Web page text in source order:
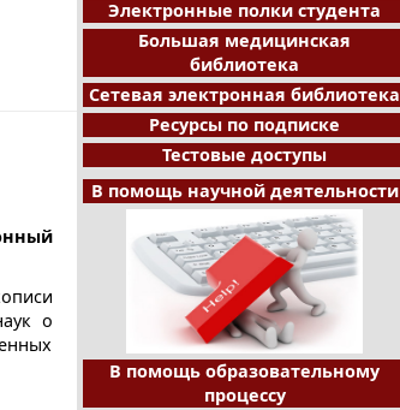
о
Электронные полки студента
Большая медицинская
библиотека
Сетевая электронная библиотека
Ресурсы по подписке
Тестовые доступы
В помощь научной деятельности
В помощь образовательному
процессу